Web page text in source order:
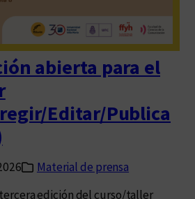
abierta para el
Editar/Publica
Material de prensa
tercera edición del curso/taller